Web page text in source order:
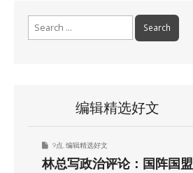
编辑精选好文
9点 编辑精选好文
林总写政治评论：国阵国盟